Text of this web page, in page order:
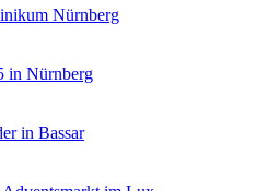
Nürnberg
in Nürnberg
in Bassar